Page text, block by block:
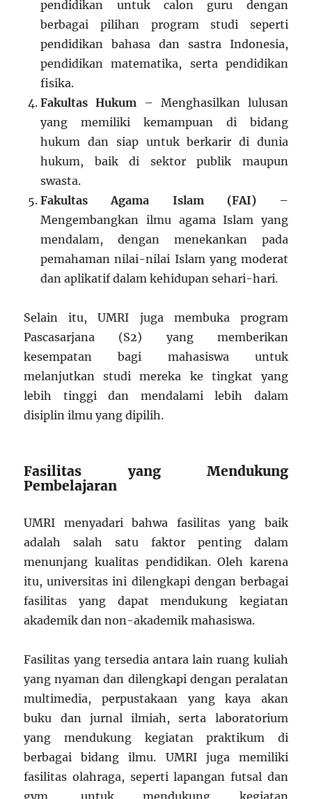
pendidikan untuk calon guru dengan
berbagai pilihan program studi seperti
pendidikan bahasa dan sastra Indonesia,
pendidikan matematika, serta pendidikan
fisika.
Fakultas Hukum – Menghasilkan lulusan
yang memiliki kemampuan di bidang
hukum dan siap untuk berkarir di dunia
hukum, baik di sektor publik maupun
swasta.
Fakultas Agama Islam (FAI)–
Mengembangkan ilmu agama Islam yang
mendalam, dengan menekankan pada
pemahaman nilai-nilai Islam yang moderat
dan aplikatif dalam kehidupan sehari-hari.
Selain itu, UMRI juga membuka program
Pascasarjana (S2) yang memberikan
kesempatan bagi mahasiswa untuk
melanjutkan studi mereka ke tingkat yang
lebih tinggi dan mendalami lebih dalam
disiplin ilmu yang dipilih.
Fasilitas yang Mendukung
Pembelajaran
UMRI menyadari bahwa fasilitas yang baik
adalah salah satu faktor penting dalam
menunjang kualitas pendidikan. Oleh karena
itu, universitas ini dilengkapi dengan berbagai
fasilitas yang dapat mendukung kegiatan
akademik dan non-akademik mahasiswa.
Fasilitas yang tersedia antara lain ruang kuliah
yang nyaman dan dilengkapi dengan peralatan
multimedia, perpustakaan yang kaya akan
buku dan jurnal ilmiah, serta laboratorium
yang mendukung kegiatan praktikum di
berbagai bidang ilmu. UMRI juga memiliki
fasilitas olahraga, seperti lapangan futsal dan
gym, untuk mendukung kegiatan